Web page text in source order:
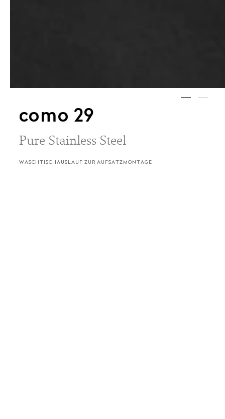
como 29
Pure Stainless Steel
WASCHTISCHAUSLAUF ZUR AUFSATZMONTAGE